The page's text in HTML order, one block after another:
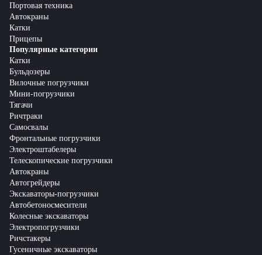
Портовая техника
Автокраны
Катки
Прицепы
Популярные категории
Катки
Бульдозеры
Вилочные погрузчики
Мини-погрузчики
Тягачи
Ричтраки
Самосвалы
Фронтальные погрузчики
Электроштабелеры
Телескопические погрузчики
Автокраны
Автогрейдеры
Экскаваторы-погрузчики
Автобетоносмесители
Колесные экскаваторы
Электропогрузчики
Ричстакеры
Гусеничные экскаваторы